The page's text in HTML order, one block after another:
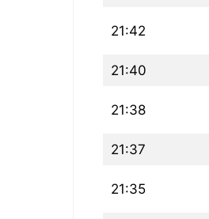
21:42
21:40
21:38
21:37
21:35